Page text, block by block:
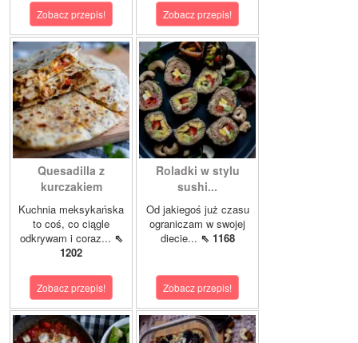
Zobacz przepis! Zobacz przepis!
Quesadilla z
kurczakiem
Kuchnia meksykańska
to coś, co ciągle
odkrywam i coraz... ⇖
1202
Zobacz przepis!
Roladki w stylu
sushi...
Od jakiegoś już czasu
ograniczam w swojej
diecie... ⇖ 1168
Zobacz przepis!